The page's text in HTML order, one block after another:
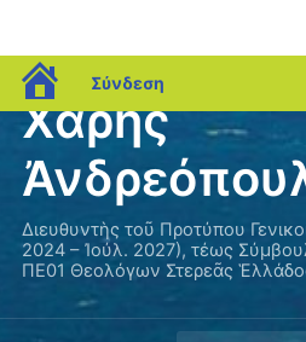
blogs.sch.gr
Σύνδεση
Χάρης
Διευθυντὴς τοῦ Προτύπου
2024 – Ἰούλ. 2027), τέως
ΠΕ01 Θεολόγων Στερεᾶς